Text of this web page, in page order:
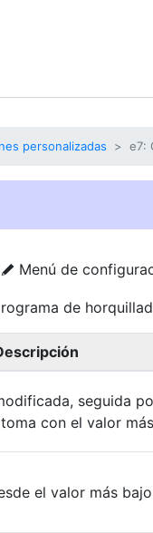
personalizadas e7:
A Menú de
de
seguida
con el valor
el valor más